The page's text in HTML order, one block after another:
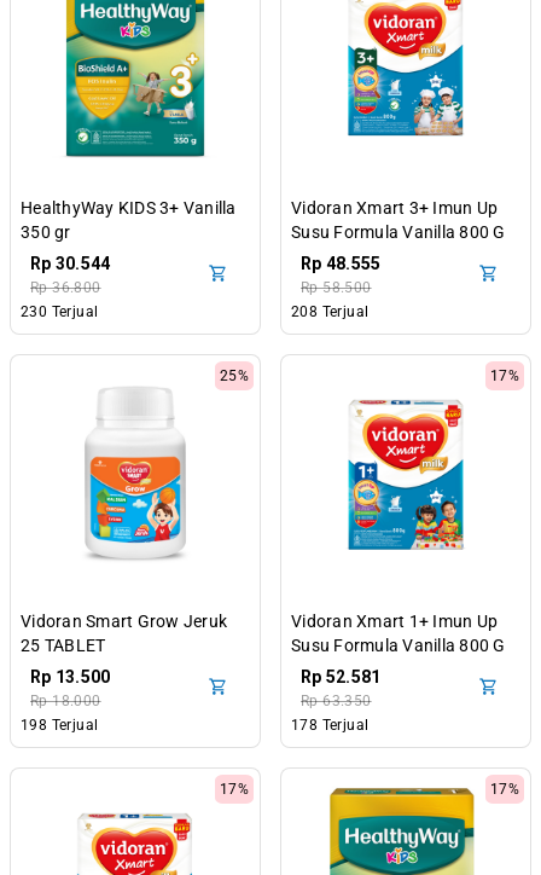
HealthyWay KIDS 3+ Vanilla
350 gr
Rp 30.544
Rp 36.800
230 Terjual
Vidoran Xmart 3+ Imun Up
Susu Formula Vanilla 800 G
Rp 48.555
Rp 58.500
208 Terjual
25%
Vidoran Smart Grow Jeruk
25 TABLET
Rp 13.500
Rp 18.000
198 Terjual
17%
Vidoran Xmart 1+ Imun Up
Susu Formula Vanilla 800 G
Rp 52.581
Rp 63.350
178 Terjual
17% 17%